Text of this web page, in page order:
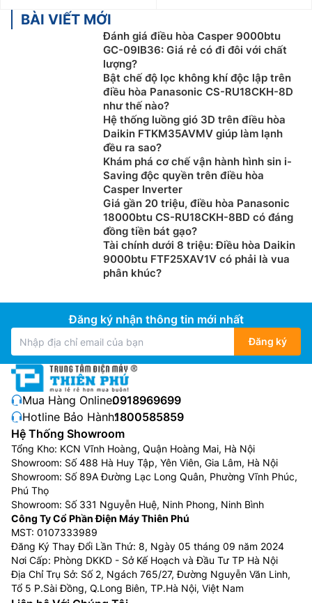
BÀI VIẾT MỚI
Đánh giá điều hòa Casper 9000btu
GC-09IB36: Giá rẻ có đi đôi với chất
lượng?
Bật chế độ lọc không khí độc lập trên
điều hòa Panasonic CS-RU18CKH-8D
như thế nào?
Hệ thống luồng gió 3D trên điều hòa
Daikin FTKM35AVMV giúp làm lạnh
đều ra sao?
Khám phá cơ chế vận hành hình sin i-
Saving độc quyền trên điều hòa
Casper Inverter
Giá gần 20 triệu, điều hòa Panasonic
18000btu CS-RU18CKH-8BD có đáng
đồng tiền bát gạo?
Tài chính dưới 8 triệu: Điều hòa Daikin
9000btu FTF25XAV1V có phải là vua
phân khúc?
Đăng ký nhận thông tin mới nhất
Đăng ký
Mua Hàng Online:0918969699
Hotline Bảo Hành:1800585859
Hệ Thống Showroom
Tổng Kho: KCN Vĩnh Hoàng, Quận Hoàng Mai, Hà Nội
Showroom: Số 488 Hà Huy Tập, Yên Viên, Gia Lâm, Hà Nội
Showroom: Số 89A Đường Lạc Long Quân, Phường Vĩnh Phúc,
Phú Thọ
Showroom: Số 331 Nguyễn Huệ, Ninh Phong, Ninh Bình
Công Ty Cổ Phần Điện Máy Thiên Phú
MST: 0107333989
Đăng Ký Thay Đổi Lần Thứ: 8, Ngày 05 tháng 09 năm 2024
Nơi Cấp: Phòng DKKD - Sở Kế Hoạch và Đầu Tư TP Hà Nội
Địa Chỉ Trụ Sở: Số 2, Ngách 765/27, Đường Nguyễn Văn Linh,
Tổ 5 P.Sài Đồng, Q.Long Biên, TP.Hà Nội, Việt Nam